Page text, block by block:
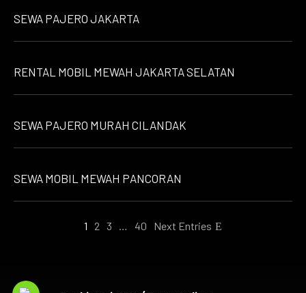
SEWA PAJERO JAKARTA
RENTAL MOBIL MEWAH JAKARTA SELATAN
SEWA PAJERO MURAH CILANDAK
SEWA MOBIL MEWAH PANCORAN
1 2 3 40 Next Entries